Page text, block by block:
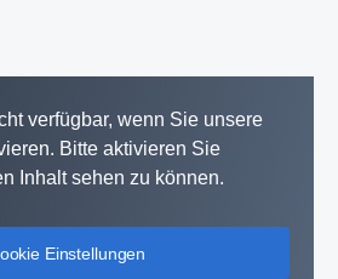
verfügbar, wenn Sie unsere
Bitte aktivieren Sie
Inhalt sehen zu können.
Einstellungen